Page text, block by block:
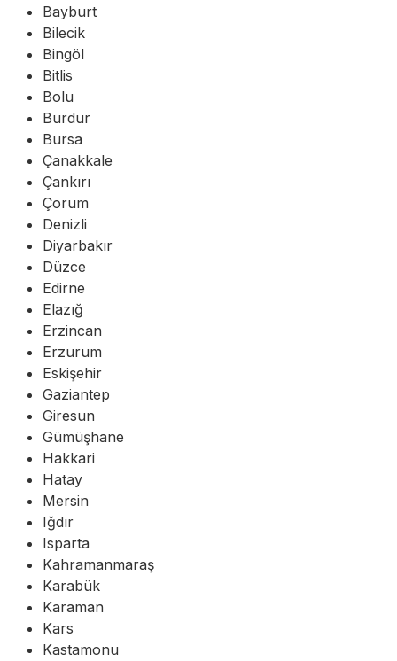
Bayburt
Bilecik
Bingöl
Bitlis
Bolu
Burdur
Bursa
Çanakkale
Çankırı
Çorum
Denizli
Diyarbakır
Düzce
Edirne
Elazığ
Erzincan
Erzurum
Eskişehir
Gaziantep
Giresun
Gümüşhane
Hakkari
Hatay
Mersin
Iğdır
Isparta
Kahramanmaraş
Karabük
Karaman
Kars
Kastamonu